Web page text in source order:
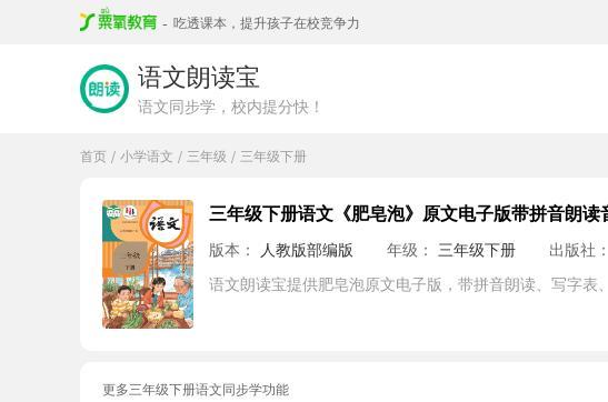
- 吃透课本，提升孩子在校竞争力
语文朗读宝
语文同步学，校内提分快！
首页 / 小学语文 / 三年级 / 三年级下册
三年级下册语文《肥皂泡》原文电子版带拼音朗读
版本： 人教版部编版 年级： 三年级下册 出版社：
语文朗读宝提供肥皂泡原文电子版，带拼音朗读、写字
更多三年级下册语文同步学功能